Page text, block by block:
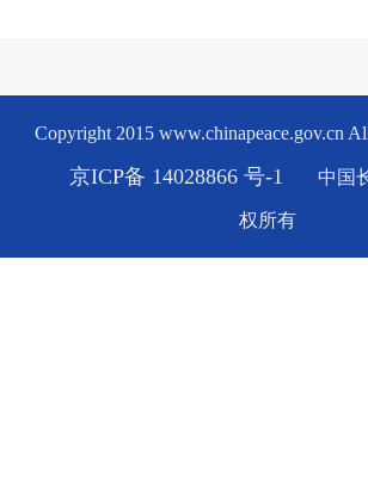
Copyright 2015 www.chinapeace.gov.cn
京ICP备 14028866 号-1 中国
权所有